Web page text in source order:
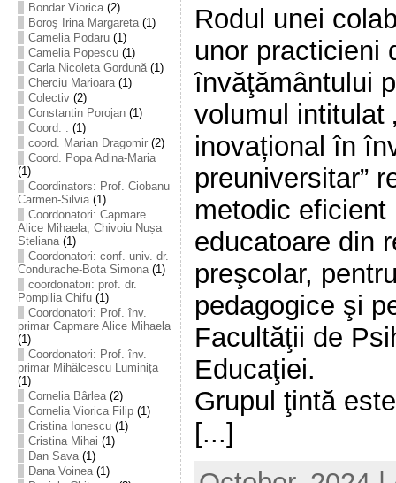
Bondar Viorica(2)
Boroş Irina Margareta(1)
Camelia Podaru(1)
Camelia Popescu(1)
Carla Nicoleta Gordună(1)
Cherciu Marioara(1)
Colectiv(2)
Constantin Porojan(1)
Coord. : (1)
coord. Marian Dragomir(2)
Coord. Popa Adina-Maria
(1)
Coordinators: Prof. Ciobanu
Carmen-Silvia(1)
Coordonatori: Capmare
Alice Mihaela, Chivoiu Nușa
Steliana(1)
Coordonatori: conf. univ. dr.
Condurache-Bota Simona(1)
coordonatori: prof. dr.
Pompilia Chifu(1)
Coordonatori: Prof. înv.
primar Capmare Alice Mihaela
(1)
Coordonatori: Prof. înv.
primar Mihălcescu Luminița
(1)
Cornelia Bârlea(2)
Cornelia Viorica Filip(1)
Cristina Ionescu(1)
Cristina Mihai (1)
Dan Sava(1)
Dana Voinea(1)
Rodul unei
unor practicieni
învăţământului
volumul intitulat
inovațional în
preuniversitar”
metodic
educatoare din
preşcolar,
pedagogice şi
Facultăţii de
Educaţiei.
Grupul ţintă
[...]